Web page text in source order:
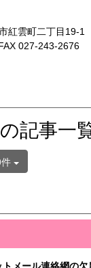
紅雲町二丁目
027-243-2676
記事一